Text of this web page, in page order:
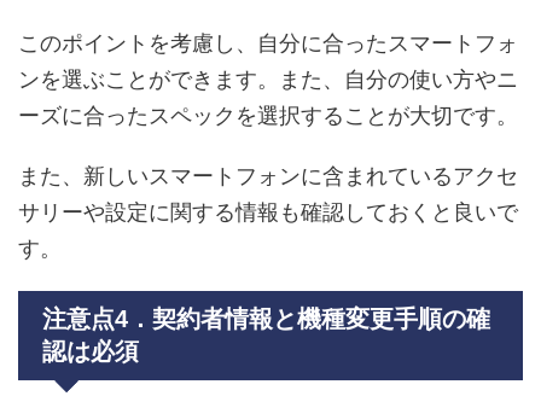
このポイントを考慮し、自分に合ったスマートフォ
ンを選ぶことができます。また、自分の使い方やニ
ーズに合ったスペックを選択することが大切です。
また、新しいスマートフォンに含まれているアクセ
サリーや設定に関する情報も確認しておくと良いで
す。
注意点4．契約者情報と機種変更手順の確
認は必須